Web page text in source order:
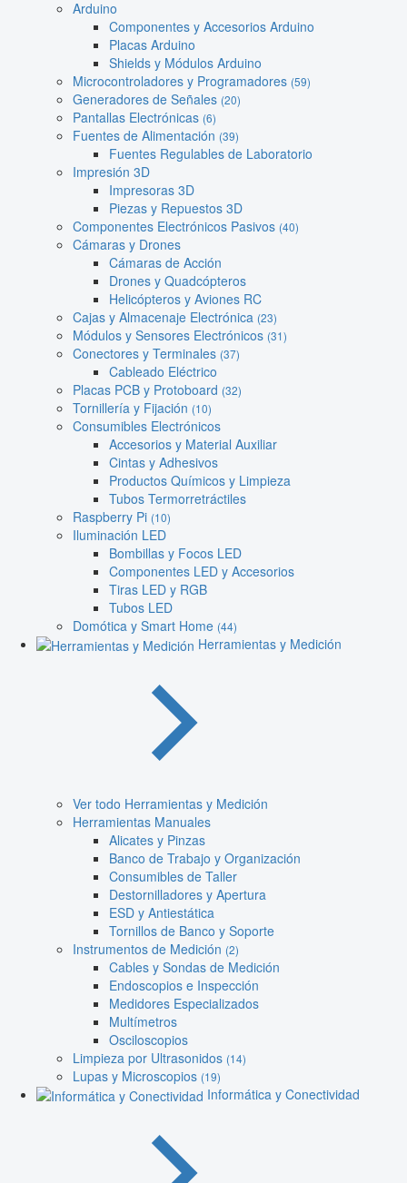
Arduino
Componentes y Accesorios Arduino
Placas Arduino
Shields y Módulos Arduino
Microcontroladores y Programadores (59)
Generadores de Señales (20)
Pantallas Electrónicas (6)
Fuentes de Alimentación (39)
Fuentes Regulables de Laboratorio
Impresión 3D
Impresoras 3D
Piezas y Repuestos 3D
Componentes Electrónicos Pasivos (40)
Cámaras y Drones
Cámaras de Acción
Drones y Quadcópteros
Helicópteros y Aviones RC
Cajas y Almacenaje Electrónica (23)
Módulos y Sensores Electrónicos (31)
Conectores y Terminales (37)
Cableado Eléctrico
Placas PCB y Protoboard (32)
Tornillería y Fijación (10)
Consumibles Electrónicos
Accesorios y Material Auxiliar
Cintas y Adhesivos
Productos Químicos y Limpieza
Tubos Termorretráctiles
Raspberry Pi (10)
Iluminación LED
Bombillas y Focos LED
Componentes LED y Accesorios
Tiras LED y RGB
Tubos LED
Domótica y Smart Home (44)
Herramientas y Medición
Ver todo Herramientas y Medición
Herramientas Manuales
Alicates y Pinzas
Banco de Trabajo y Organización
Consumibles de Taller
Destornilladores y Apertura
ESD y Antiestática
Tornillos de Banco y Soporte
Instrumentos de Medición (2)
Cables y Sondas de Medición
Endoscopios e Inspección
Medidores Especializados
Multímetros
Osciloscopios
Limpieza por Ultrasonidos (14)
Lupas y Microscopios (19)
Informática y Conectividad